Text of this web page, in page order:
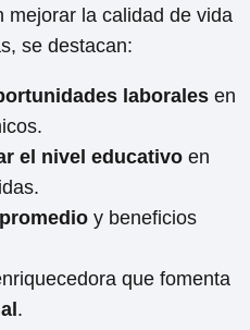
mejorar la calidad de vida
se destacan:
laborales en
el nivel educativo en
y beneficios
que fomenta
.